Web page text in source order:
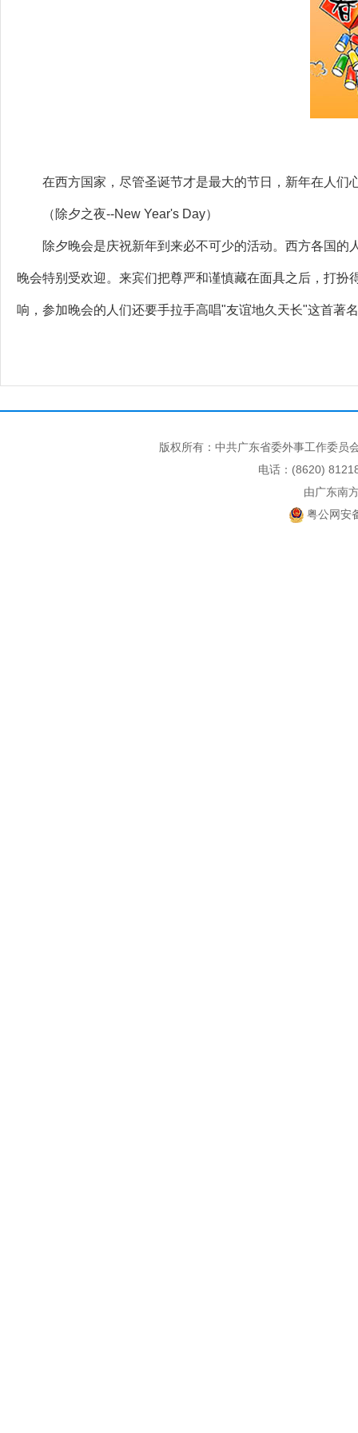
在西方国家，尽管圣诞节才是最大的节日，新年在人们
（除夕之夜--New Year's Day）
除夕晚会是庆祝新年到来必不可少的活动。西方各国的
晚会特别受欢迎。来宾们把尊严和谨慎藏在面具之后，打
响，参加晚会的人们还要手拉手高唱"友谊地久天长"这首著
版权所有：中共广东省委外事工作委
电话：(8620)
由广东南
粤公网安